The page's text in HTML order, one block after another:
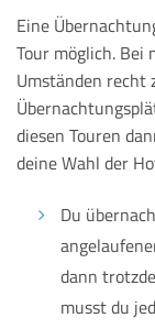
Eine
Tour möglich.
Umständen recht
diesen Touren
deine Wahl der
Du
dann
musst du